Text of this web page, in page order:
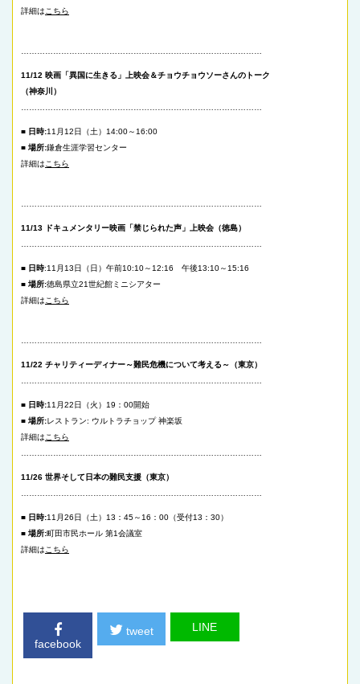
詳細はこちら
………………………………………………………………………………
11/12 映画「異国に生きる」上映会＆チョウチョウソーさんのトーク
（神奈川）
………………………………………………………………………………
■ 日時:11月12日（土）14:00～16:00
■ 場所:鎌倉生涯学習センター
詳細はこちら
………………………………………………………………………………
11/13 ドキュメンタリー映画「禁じられた声」上映会（徳島）
………………………………………………………………………………
■ 日時:11月13日（日）午前10:10～12:16 午後13:10～15:16
■ 場所:徳島県立21世紀館ミニシアター
詳細はこちら
………………………………………………………………………………
11/22 チャリティーディナー～難民危機について考える～（東京）
………………………………………………………………………………
■ 日時:11月22日（火）19：00開始
■ 場所:レストラン: ウルトラチョップ 神楽坂
詳細はこちら
………………………………………………………………………………
11/26 世界そして日本の難民支援（東京）
………………………………………………………………………………
■ 日時:11月26日（土）13：45～16：00（受付13：30）
■ 場所:町田市民ホール 第1会議室
詳細はこちら
facebook
tweet LINE